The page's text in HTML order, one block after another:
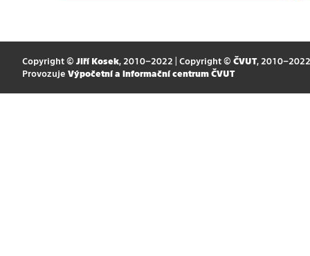
Copyright © Jiří Kosek, 2010–2022 | Copyright © ČVUT, 2010–2022
Provozuje Výpočetní a informační centrum ČVUT